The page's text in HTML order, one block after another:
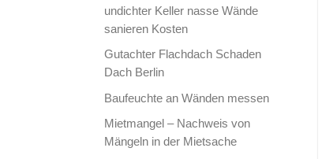
undichter Keller nasse Wände
sanieren Kosten
Gutachter Flachdach Schaden
Dach Berlin
Baufeuchte an Wänden messen
Mietmangel – Nachweis von
Mängeln in der Mietsache